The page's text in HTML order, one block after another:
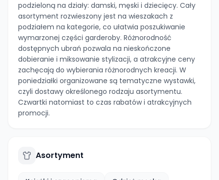
podzieloną na działy: damski, męski i dziecięcy. Cały
asortyment rozwieszony jest na wieszakach z
podziałem na kategorie, co ułatwia poszukiwanie
wymarzonej części garderoby. Różnorodność
dostępnych ubrań pozwala na nieskończone
dobieranie i miksowanie stylizacji, a atrakcyjne ceny
zachęcają do wybierania różnorodnych kreacji. W
poniedziałki organizowane są tematyczne wystawki,
czyli dostawy określonego rodzaju asortymentu.
Czwartki natomiast to czas rabatów i atrakcyjnych
promocji.
Asortyment